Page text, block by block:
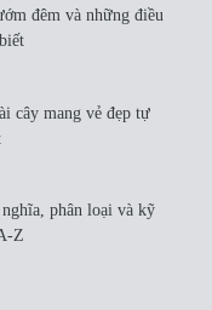
đêm và những điều
cây mang vẻ đẹp tự
phân loại và kỹ
Z